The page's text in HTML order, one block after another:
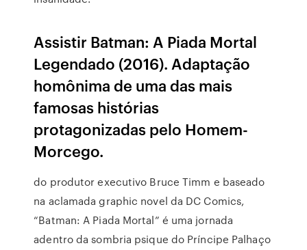
Assistir Batman: A Piada Mortal
Legendado (2016). Adaptação
homônima de uma das mais
famosas histórias
protagonizadas pelo Homem-
Morcego.
do produtor executivo Bruce Timm e baseado
na aclamada graphic novel da DC Comics,
“Batman: A Piada Mortal” é uma jornada
adentro da sombria psique do Príncipe Palhaço